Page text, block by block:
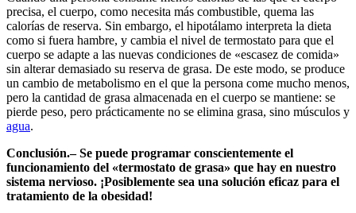
precisa, el cuerpo, como necesita más combustible, quema las
calorías de reserva. Sin embargo, el hipotálamo interpreta la dieta
como si fuera hambre, y cambia el nivel de termostato para que el
cuerpo se adapte a las nuevas condiciones de «escasez de comida»
sin alterar demasiado su reserva de grasa. De este modo, se produce
un cambio de metabolismo en el que la persona come mucho menos,
pero la cantidad de grasa almacenada en el cuerpo se mantiene: se
pierde peso, pero prácticamente no se elimina grasa, sino músculos y
agua.
Conclusión.– Se puede programar conscientemente el
funcionamiento del «termostato de grasa» que hay en nuestro
sistema nervioso. ¡Posiblemente sea una solución eficaz para el
tratamiento de la obesidad!